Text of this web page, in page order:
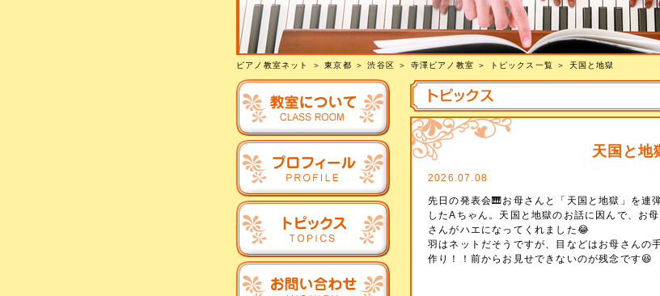
ピアノ教室ネット ＞東京都 ＞渋谷区 ＞ 寺澤ピアノ教室 ＞ トピックス一覧 ＞ 天国と地獄
天国と地
2026.07.08
先日の発表会🎹お母さんと「天国と地獄」を連
したAちゃん。天国と地獄のお話に因んで、お母
さんがハエになってくれました😂
羽はネットだそうですが、目などはお母さんの
作り！！前からお見せできないのが残念です😆